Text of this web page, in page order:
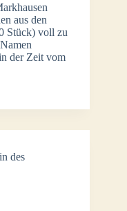
aus den
Stück) voll zu
der Zeit vom
des